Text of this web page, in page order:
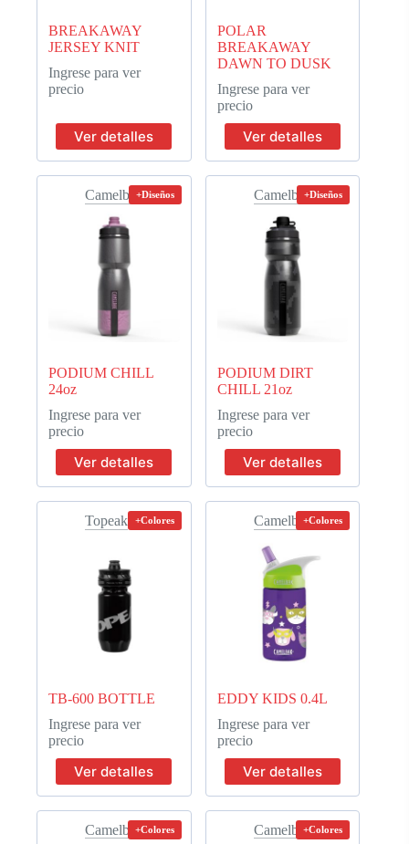
BREAKAWAY
JERSEY KNIT
Ingrese para ver
precio
Ver detalles
POLAR
BREAKAWAY
DAWN TO DUSK
Ingrese para ver
precio
Ver detalles
Camelbak+Diseños
PODIUM CHILL
24oz
Ingrese para ver
precio
Ver detalles
Camelbak+Diseños
PODIUM DIRT
CHILL 21oz
Ingrese para ver
precio
Ver detalles
Topeak +Colores
TB-600 BOTTLE
Ingrese para ver
precio
Ver detalles
Camelbak+Colores
EDDY KIDS 0.4L
Ingrese para ver
precio
Ver detalles
Camelbak+Colores Camelbak+Colores